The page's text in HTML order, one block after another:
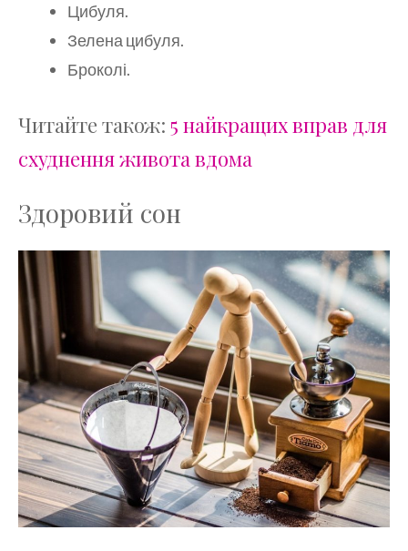
Цибуля.
Зелена цибуля.
Броколі.
Читайте також: 5 найкращих вправ для
схуднення живота вдома
Здоровий сон